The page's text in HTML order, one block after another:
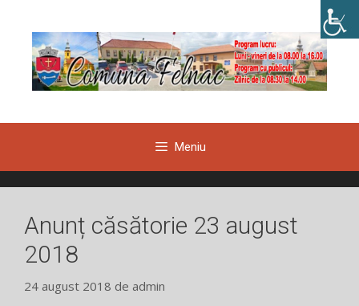
conținut
Meniu
Anunț căsătorie 23 august
2018
24 august 2018 de admin